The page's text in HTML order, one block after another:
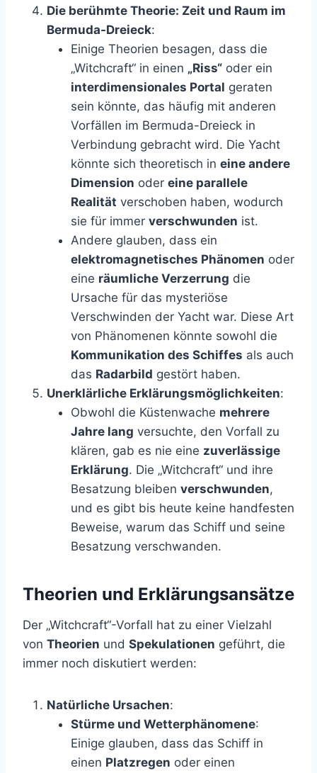
Die berühmte Theorie: Zeit und Raum im
Bermuda-Dreieck:
Einige Theorien besagen, dass die
„Witchcraft“ in einen „Riss“ oder ein
interdimensionales Portal geraten
sein könnte, das häufig mit anderen
Vorfällen im Bermuda-Dreieck in
Verbindung gebracht wird. Die Yacht
könnte sich theoretisch in eine andere
Dimension oder eine parallele
Realität verschoben haben, wodurch
sie für immer verschwunden ist.
Andere glauben, dass ein
elektromagnetisches Phänomen oder
eine räumliche Verzerrung die
Ursache für das mysteriöse
Verschwinden der Yacht war. Diese Art
von Phänomenen könnte sowohl die
Kommunikation des Schiffes als auch
das Radarbild gestört haben.
Unerklärliche Erklärungsmöglichkeiten:
Obwohl die Küstenwache mehrere
Jahre lang versuchte, den Vorfall zu
klären, gab es nie eine zuverlässige
Erklärung. Die „Witchcraft“ und ihre
Besatzung bleiben verschwunden,
und es gibt bis heute keine handfesten
Beweise, warum das Schiff und seine
Besatzung verschwanden.
Theorien und Erklärungsansätze
Der „Witchcraft“-Vorfall hat zu einer Vielzahl
von Theorien und Spekulationen geführt, die
immer noch diskutiert werden:
Natürliche Ursachen:
Stürme und Wetterphänomene:
Einige glauben, dass das Schiff in
einen Platzregen oder einen